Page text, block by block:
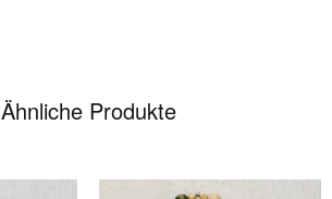
Ähnliche Produkte